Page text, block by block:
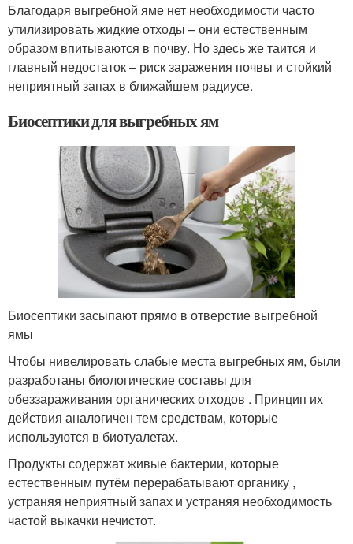
Благодаря выгребной яме нет необходимости часто
утилизировать жидкие отходы – они естественным
образом впитываются в почву. Но здесь же таится и
главный недостаток – риск заражения почвы и стойкий
неприятный запах в ближайшем радиусе.
Биосептики для выгребных ям
Биосептики засыпают прямо в отверстие выгребной
ямы
Чтобы нивелировать слабые места выгребных ям, были
разработаны биологические составы для
обеззараживания органических отходов . Принцип их
действия аналогичен тем средствам, которые
используются в биотуалетах.
Продукты содержат живые бактерии, которые
естественным путём перерабатывают органику ,
устраняя неприятный запах и устраняя необходимость
частой выкачки нечистот.